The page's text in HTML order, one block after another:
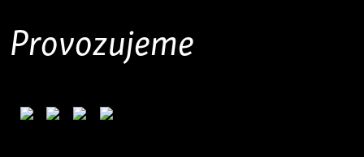
Provozujeme